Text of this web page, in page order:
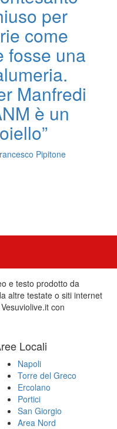
per
come
fosse una
Manfredi
è un
Pipitone
e testo prodotto da
altre testate o siti internet
con
Locali
Napoli
Torre del Greco
Ercolano
Portici
San Giorgio
Area Nord